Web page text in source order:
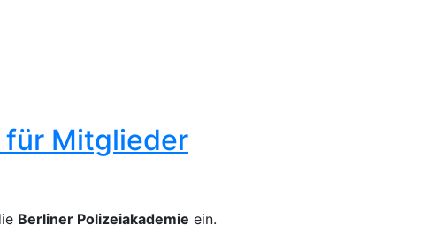
für Mitglieder
Berliner Polizeiakademie ein.